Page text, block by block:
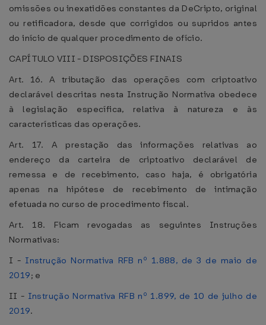
omissões ou inexatidões constantes da DeCripto, original
ou retificadora, desde que corrigidos ou supridos antes
do início de qualquer procedimento de ofício.
CAPÍTULO VIII - DISPOSIÇÕES FINAIS
Art. 16. A tributação das operações com criptoativo
declarável descritas nesta Instrução Normativa obedece
à legislação específica, relativa à natureza e às
características das operações.
Art. 17. A prestação das informações relativas ao
endereço da carteira de criptoativo declarável de
remessa e de recebimento, caso haja, é obrigatória
apenas na hipótese de recebimento de intimação
efetuada no curso de procedimento fiscal.
Art. 18. Ficam revogadas as seguintes Instruções
Normativas:
I - Instrução Normativa RFB nº 1.888, de 3 de maio de
2019; e
II - Instrução Normativa RFB nº 1.899, de 10 de julho de
2019.